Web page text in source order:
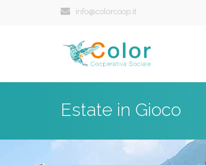
info@colorcoop.it
Estate in Gioco